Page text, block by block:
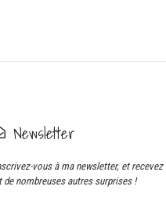
Newsletter
vous à ma newsletter, et
de nombreuses autres surprises !